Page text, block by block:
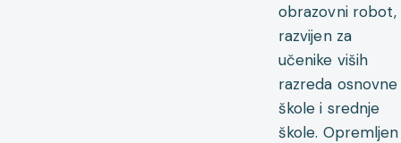
obrazovni robot,
razvijen za
učenike viših
razreda osnovne
škole i srednje
škole. Opremljen